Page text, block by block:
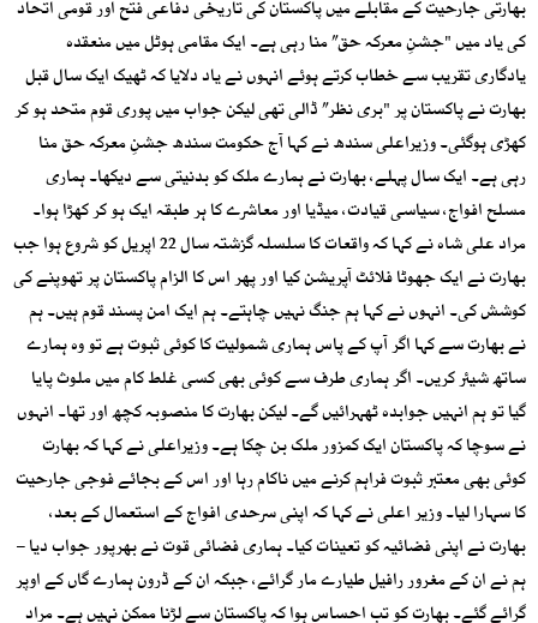
بھارتی جارحیت کے مقابلے میں پاکستان کی تاریخی دفاعی فتح اور قومی اتحاد
کی یاد میں "جشنِ معرکہ حق” منا رہی ہے۔ ایک مقامی ہوٹل میں منعقدہ
یادگاری تقریب سے خطاب کرتے ہوئے انہوں نے یاد دلایا کہ ٹھیک ایک سال قبل
بھارت نے پاکستان پر "بری نظر” ڈالی تھی لیکن جواب میں پوری قوم متحد ہو کر
کھڑی ہوگئی۔ وزیراعلی سندھ نے کہا آج حکومت سندھ جشنِ معرکہ حق منا
رہی ہے۔ ایک سال پہلے، بھارت نے ہمارے ملک کو بدنیتی سے دیکھا۔ ہماری
مسلح افواج، سیاسی قیادت، میڈیا اور معاشرے کا ہر طبقہ ایک ہو کر کھڑا ہوا۔
مراد علی شاہ نے کہا کہ واقعات کا سلسلہ گزشتہ سال 22 اپریل کو شروع ہوا جب
بھارت نے ایک جھوٹا فلائٹ آپریشن کیا اور پھر اس کا الزام پاکستان پر تھوپنے کی
کوشش کی۔ انہوں نے کہا ہم جنگ نہیں چاہتے۔ ہم ایک امن پسند قوم ہیں۔ ہم
نے بھارت سے کہا اگر آپ کے پاس ہماری شمولیت کا کوئی ثبوت ہے تو وہ ہمارے
ساتھ شیئر کریں۔ اگر ہماری طرف سے کوئی بھی کسی غلط کام میں ملوث پایا
گیا تو ہم انہیں جوابدہ ٹھہرائیں گے۔ لیکن بھارت کا منصوبہ کچھ اور تھا۔ انہوں
نے سوچا کہ پاکستان ایک کمزور ملک بن چکا ہے۔ وزیراعلی نے کہا کہ بھارت
کوئی بھی معتبر ثبوت فراہم کرنے میں ناکام رہا اور اس کے بجائے فوجی جارحیت
کا سہارا لیا۔ وزیر اعلی نے کہا کہ اپنی سرحدی افواج کے استعمال کے بعد،
بھارت نے اپنی فضائیہ کو تعینات کیا۔ ہماری فضائی قوت نے بھرپور جواب دیا –
ہم نے ان کے مغرور رافیل طیارے مار گرائے، جبکہ ان کے ڈرون ہمارے گاں کے اوپر